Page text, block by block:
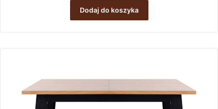
wynosiła:
1
599,00 zł. 199,00 zł.
Dodaj do koszyka